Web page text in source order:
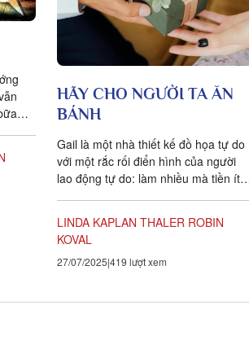
HÃY CHO NGƯỜI TA ĂN
BÁNH
Gail là một nhà thiết kế đồ họa tự do
với một rắc rối điển hình của người
lao động tự do: làm nhiều mà tiền ít.
LINDA KAPLAN THALER ROBIN
KOVAL
27/07/2025 419 lượt xem